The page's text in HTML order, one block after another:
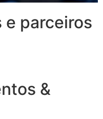
e parceiros
&